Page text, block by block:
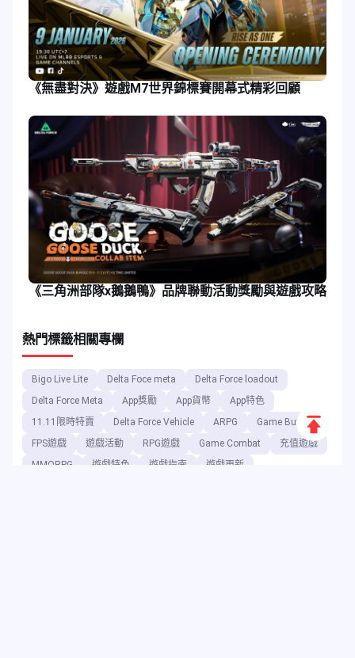
《無盡對決》遊戲M7世界錦標賽開幕式精彩回顧
《三角洲部隊x鵝鵝鴨》品牌聯動活動獎勵與遊戲攻略
熱門標籤相關專欄
Bigo Live Lite Delta Foce meta
Delta Force loadout
Delta Force Meta
App獎勵 App貨幣
App特色
11.11限時特賣
Delta Force Vehicle ARPG
Game Buff
FPS遊戲
遊戲活動 RPG遊戲 Game Combat
充值遊戲
MMORPG
遊戲特色 遊戲指南 遊戲更新
返
回